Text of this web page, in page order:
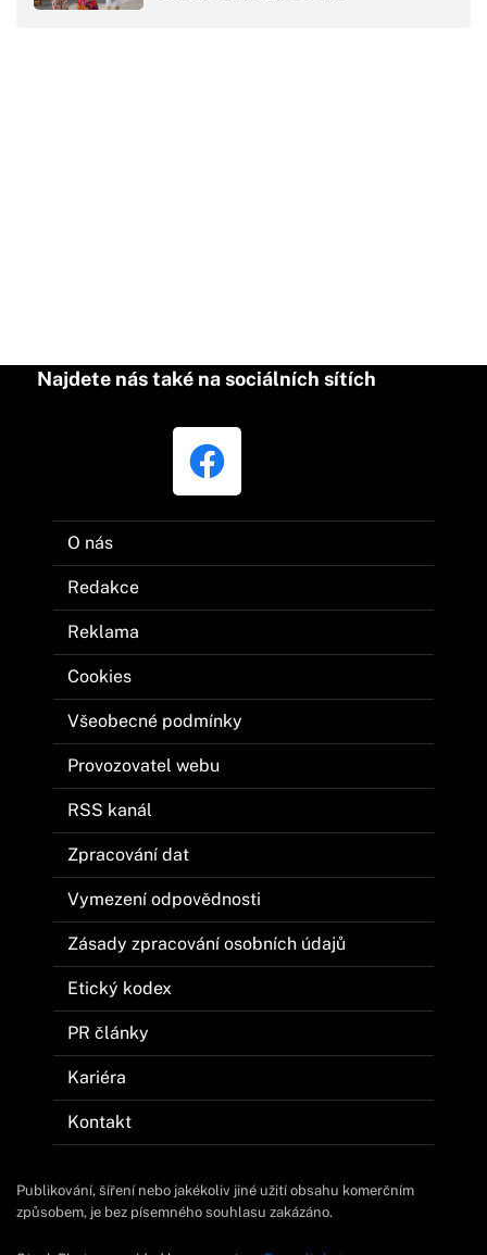
Najdete nás také na sociálních sítích
O nás
Redakce
Reklama
Cookies
Všeobecné podmínky
Provozovatel webu
RSS kanál
Zpracování dat
Vymezení odpovědnosti
Zásady zpracování osobních údajů
Etický kodex
PR články
Kariéra
Kontakt
Publikování, šíření nebo jakékoliv jiné užití obsahu komerčním
způsobem, je bez písemného souhlasu zakázáno.